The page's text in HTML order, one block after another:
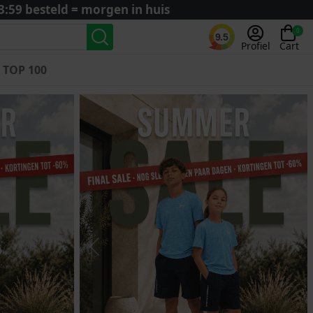
besteld = morgen in huis
9.5
Profiel
0
Cart
Landenteams
Nederland
Algerije
Argentinië
België
Curaçao
Duitsland
Engeland
Frankrijk
Kroatië
TOP 100
Previous